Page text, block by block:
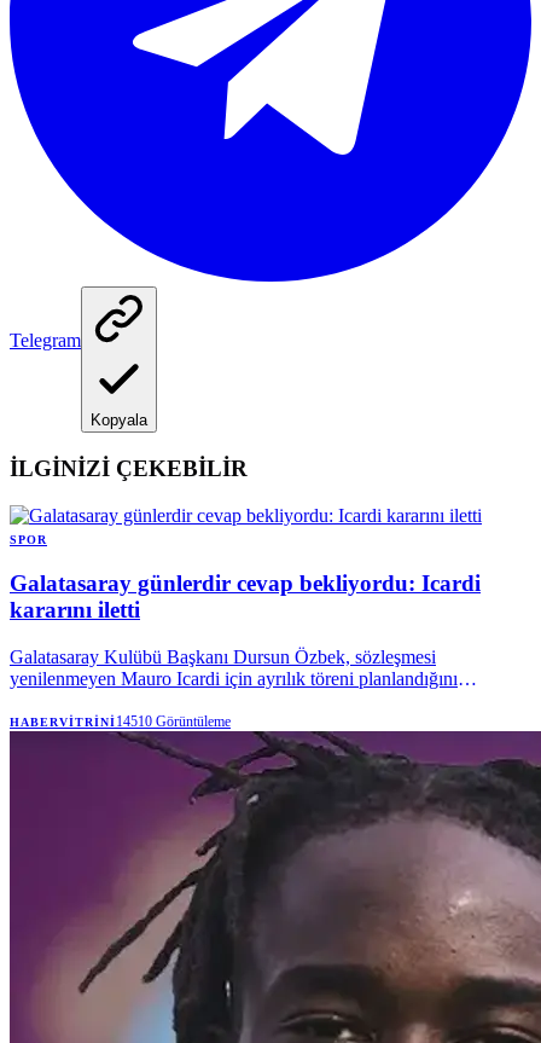
Telegram
Kopyala
İLGİNİZİ ÇEKEBİLİR
SPOR
Galatasaray günlerdir cevap bekliyordu: Icardi
kararını iletti
Galatasaray Kulübü Başkanı Dursun Özbek, sözleşmesi
yenilenmeyen Mauro Icardi için ayrılık töreni planlandığını
futbolcunun, bu davete rağmen kulübe beklenmedik bir dönüş
yaptığı konuşuluyor.
HABERVITRINI14510 Görüntüleme